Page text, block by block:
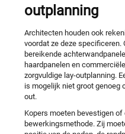
outplanning
Architecten houden ook
voordat ze deze specificeren.
bereikende
haardpanelen en
zorgvuldige lay-outplanning.
is mogelijk niet groot genoeg
out.
Kopers moeten bevestigen
bewerkingsmethode. Zij